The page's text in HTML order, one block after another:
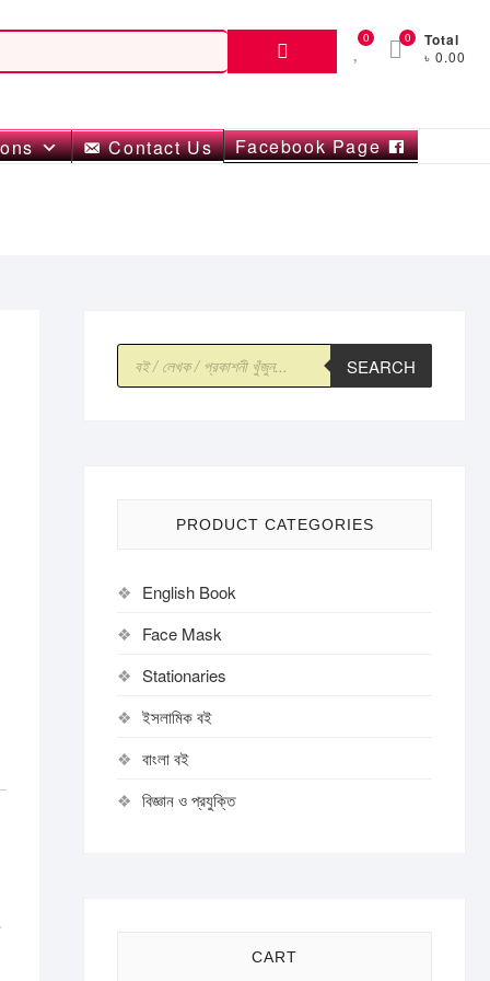
Search
0 Total
৳ 0.00
0
Contact Us Facebook Page
Products
search SEARCH
PRODUCT CATEGORIES
English Book
Face Mask
Stationaries
ইসলামিক বই
বাংলা বই
বিজ্ঞান ও প্রযুক্তি
CART